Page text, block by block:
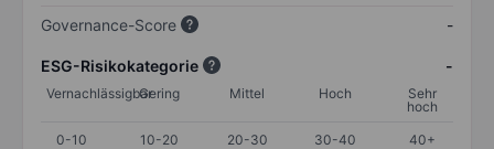
Governance-Score
-
ESG-Risikokategorie -
VernachlässigbarGering Mittel Hoch
Sehr
hoch
0-10
10-20 20-30 30-40 40+